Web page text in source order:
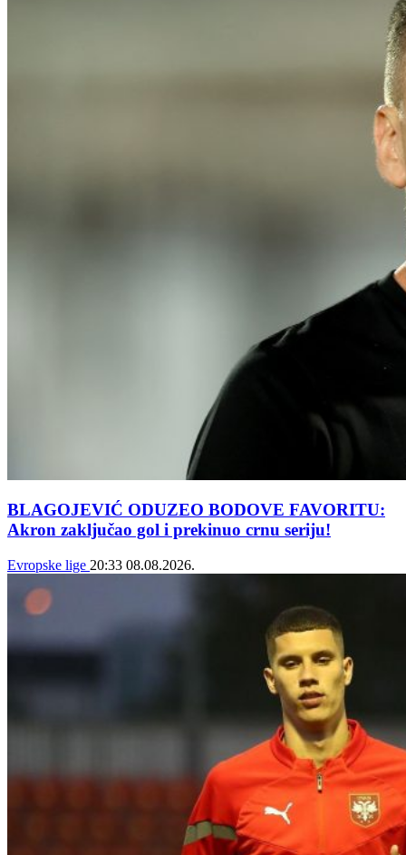
BLAGOJEVIĆ ODUZEO BODOVE FAVORITU:
Akron zaključao gol i prekinuo crnu seriju!
Evropske lige 20:33 08.08.2026.